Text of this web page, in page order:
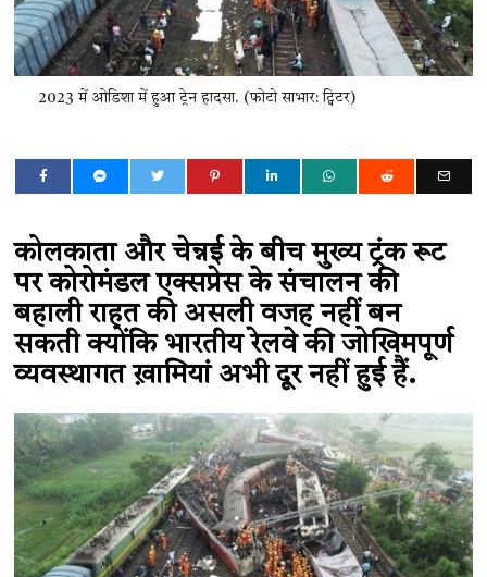
2023 में ओडिशा में हुआ ट्रेन हादसा. (फोटो साभार: ट्विटर)
कोलकाता और चेन्नई के बीच मुख्य ट्रंक रूट
पर कोरोमंडल एक्सप्रेस के संचालन की
बहाली राहत की असली वजह नहीं बन
सकती क्योंकि भारतीय रेलवे की जोखिमपूर्ण
व्यवस्थागत ख़ामियां अभी दूर नहीं हुई हैं.